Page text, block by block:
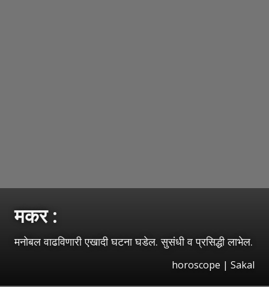
मकर :
मनोबल वाढविणारी एखादी घटना घडेल. सुसंधी व प्रसिद्धी लाभेल.
horoscope | Sakal